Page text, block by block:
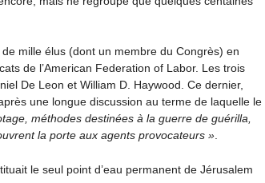
mille élus (dont un membre du Congrès) en
de l’American Federation of Labor. Les trois
De Leon et William D. Haywood. Ce dernier,
une longue discussion au terme de laquelle le
méthodes destinées à la guerre de guérilla,
la porte aux agents provocateurs
.
le seul point d’eau permanent de Jérusalem